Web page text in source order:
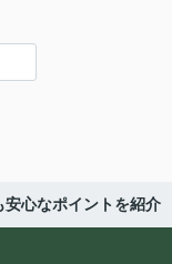
心なポイントを紹介